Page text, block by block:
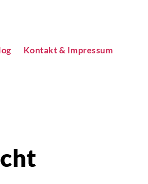
Kontakt & Impressum